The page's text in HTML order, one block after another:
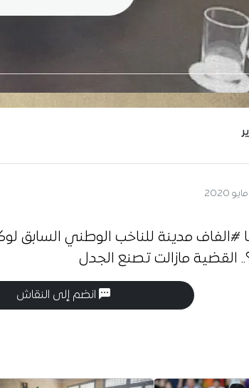
القضية مازالت تصنع الجدل
انضم إلى النقاش